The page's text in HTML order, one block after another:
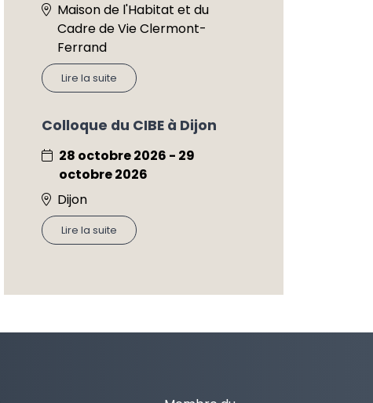
Maison de l'Habitat et du
Cadre de Vie Clermont-
Ferrand
Lire la suite
Colloque du CIBE à Dijon
28 octobre 2026 - 29
octobre 2026
Dijon
Lire la suite